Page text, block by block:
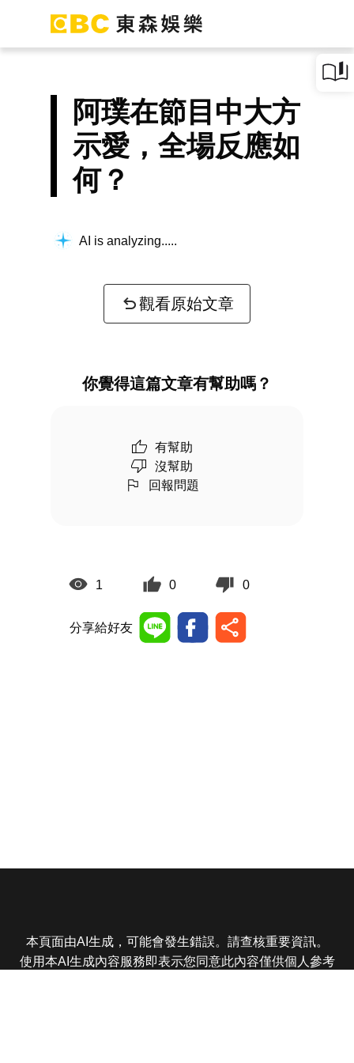
阿璞在節目中大方
示愛，全場反應如
何？
AI is analyzing...
觀看原始文章
你覺得這篇文章有幫助嗎？
有幫助
沒幫助
回報問題
1 0 0
分享給好友
本頁面由AI生成，可能會發生錯誤。請查核重要資訊。
使用本AI生成內容服務即表示您同意此內容僅供個人參考